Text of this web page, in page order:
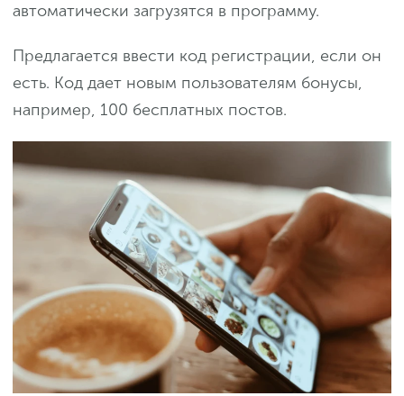
автоматически загрузятся в программу.
Предлагается ввести код регистрации, если он
есть. Код дает новым пользователям бонусы,
например, 100 бесплатных постов.